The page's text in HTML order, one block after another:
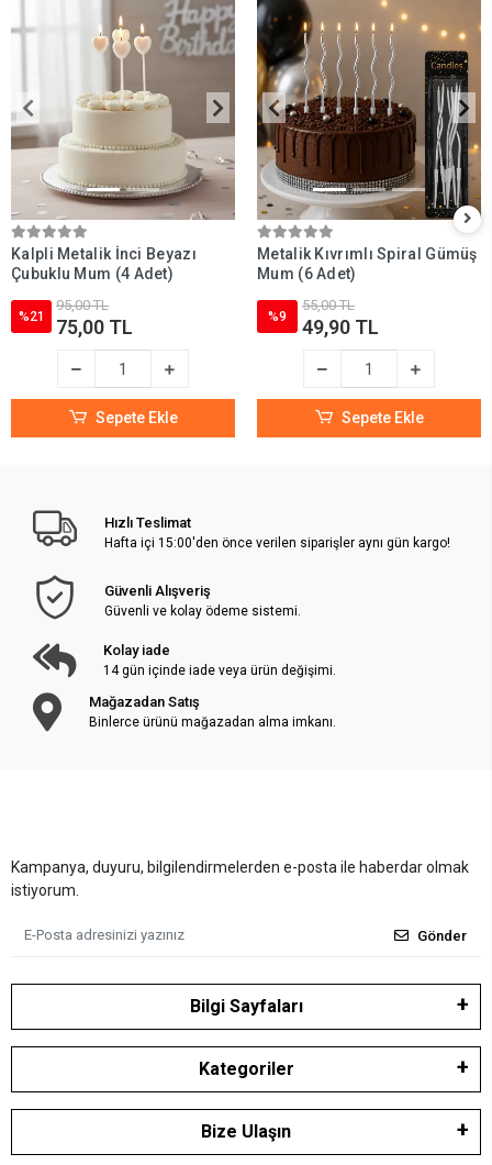
Kalpli Metalik İnci Beyazı
Çubuklu Mum (4 Adet)
%21
95,00 TL
75,00 TL
Sepete Ekle
Metalik Kıvrımlı Spiral Gümüş
Mum (6 Adet)
%9
55,00 TL
49,90 TL
Sepete Ekle
Hızlı Teslimat
Hafta içi 15:00'den önce verilen siparişler aynı gün kargo!
Güvenli Alışveriş
Güvenli ve kolay ödeme sistemi.
Kolay iade
14 gün içinde iade veya ürün değişimi.
Mağazadan Satış
Binlerce ürünü mağazadan alma imkanı.
Kampanya, duyuru, bilgilendirmelerden e-posta ile haberdar olmak
istiyorum.
Gönder
Bilgi Sayfaları
Kategoriler
Bize Ulaşın